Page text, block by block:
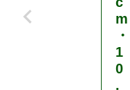
m
・
1
0
.